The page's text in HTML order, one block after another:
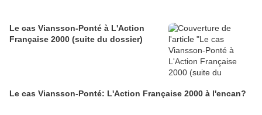
Le cas Viansson-Ponté à L'Action
Française 2000 (suite du dossier)
Le cas Viansson-Ponté: L'Action Française 2000 à l'encan?